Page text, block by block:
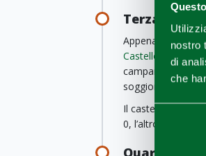
nostro
di
che
Selezione
del
Terza tappa
Appena fuori il
Castello di
campanile, che
soggiornò
Il castello è
0, l’altro dalle
Quarta